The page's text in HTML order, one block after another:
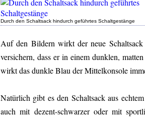
Durch den Schaltsack hindurch geführtes Schaltgestänge
Auf den Bildern wirkt der neue
versichern, dass er in einem dunklen,
wirkt das dunkle Blau der Mittelkonsole
Natürlich gibt es den Schaltsack aus
auch mit dezent-schwarzer oder mit